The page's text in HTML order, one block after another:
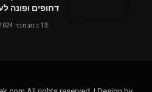
דחופים ופונה
13 בנובמבר 2024